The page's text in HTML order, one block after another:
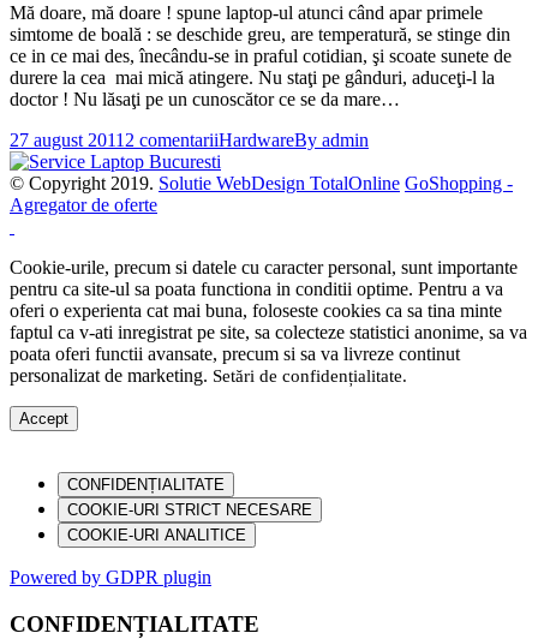
Mă doare, mă doare ! spune laptop-ul atunci când apar primele
simtome de boală : se deschide greu, are temperatură, se stinge din
ce in ce mai des, înecându-se in praful cotidian, şi scoate sunete de
durere la cea mai mică atingere. Nu staţi pe gânduri, aduceţi-l la
doctor ! Nu lăsaţi pe un cunoscător ce se da mare…
27 august 2011 2 comentariiHardwareBy admin
© Copyright 2019. Solutie WebDesign TotalOnline GoShopping -
Agregator de oferte
Cookie-urile, precum si datele cu caracter personal, sunt importante
pentru ca site-ul sa poata functiona in conditii optime. Pentru a va
oferi o experienta cat mai buna, foloseste cookies ca sa tina minte
faptul ca v-ati inregistrat pe site, sa colecteze statistici anonime, sa va
poata oferi functii avansate, precum si sa va livreze continut
personalizat de marketing. Setări de confidențialitate.
Accept
CONFIDENȚIALITATE
COOKIE-URI STRICT NECESARE
COOKIE-URI ANALITICE
Powered by GDPR plugin
CONFIDENȚIALITATE